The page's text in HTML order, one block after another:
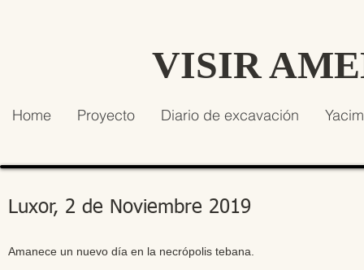
VISIR
Home Proyecto Diario de excavación
Luxor, 2 de Noviembre 2019
Amanece un nuevo día en la necrópolis tebana.